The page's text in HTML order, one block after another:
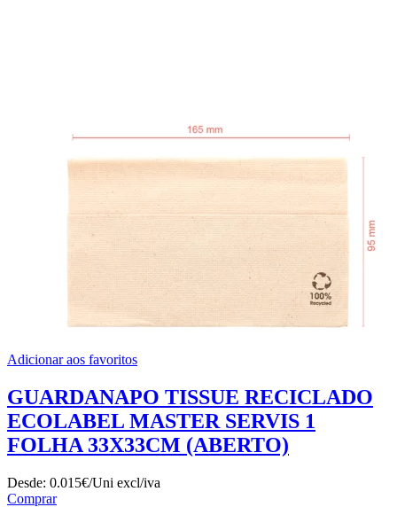
Adicionar aos favoritos
GUARDANAPO TISSUE RECICLADO
ECOLABEL MASTER SERVIS 1
FOLHA 33X33CM (ABERTO)
Desde: 0.015€/Uni excl/iva
Comprar